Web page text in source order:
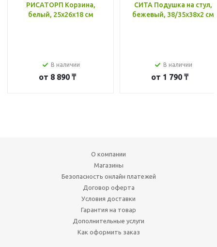
РИСАТОРП Корзина,
белый, 25x26x18 см
В наличии
от 8 890 ₸
СИТА Подушка на стул,
бежевый, 38/35x38x2 см
В наличии
от 1 790 ₸
О компании
Магазины
Безопасность онлайн платежей
Договор оферта
Условия доставки
Гарантия на товар
Дополнительные услуги
Как оформить заказ